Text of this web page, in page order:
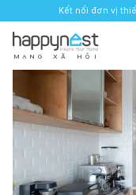
Kết nối đơn vị
M Ạ N G X Ã H Ộ I